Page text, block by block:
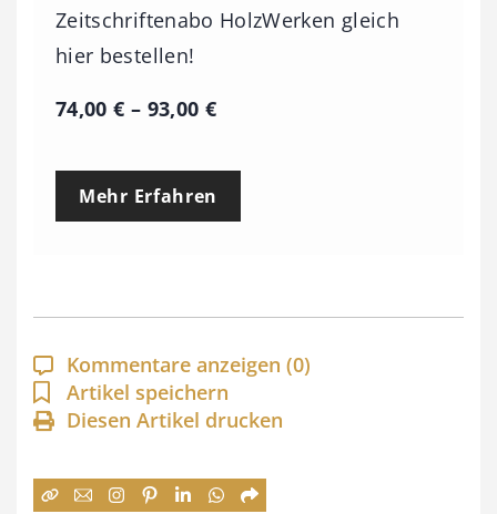
Zeitschriftenabo HolzWerken gleich
hier bestellen!
74,00€ – 93,00 €P
e
p
a
n
n
:
Mehr Erfahren
Kommentare anzeigen (0)
Artikel speichern
Diesen Artikel drucken